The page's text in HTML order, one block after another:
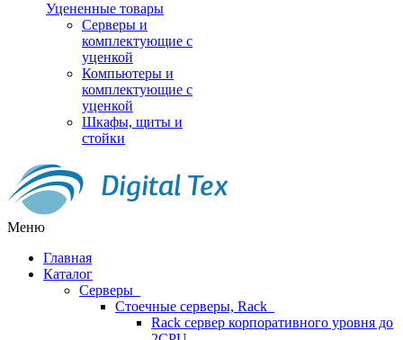
Уцененные товары
Серверы и
комплектующие с
уценкой
Компьютеры и
комплектующие с
уценкой
Шкафы, щиты и
стойки
Меню
Главная
Каталог
Серверы
Стоечные серверы, Rack
Rack сервер корпоративного уровня до